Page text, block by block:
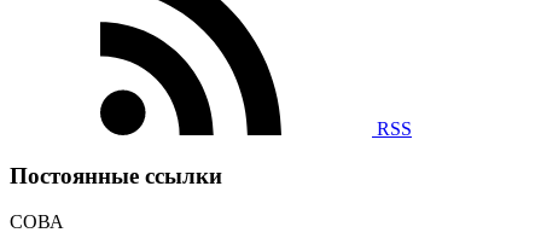
RSS
Постоянные ссылки
СОВА